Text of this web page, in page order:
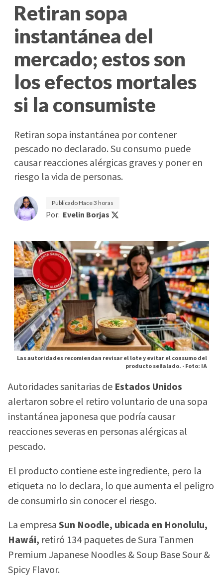
Retiran sopa
instantánea del
mercado; estos son
los efectos mortales
si la consumiste
Retiran sopa instantánea por contener
pescado no declarado. Su consumo puede
causar reacciones alérgicas graves y poner en
riesgo la vida de personas.
PublicadoHace 3 horas
Por: Evelin Borjas
Las autoridades recomiendan revisar el lote y evitar el consumo del
producto señalado. -Foto: IA
Autoridades sanitarias de Estados Unidos
alertaron sobre el retiro voluntario de una sopa
instantánea japonesa que podría causar
reacciones severas en personas alérgicas al
pescado.
El producto contiene este ingrediente, pero la
etiqueta no lo declara, lo que aumenta el peligro
de consumirlo sin conocer el riesgo.
La empresaSun Noodle, ubicada en Honolulu,
Hawái, retiró 134 paquetes de Sura Tanmen
Premium Japanese Noodles & Soup Base Sour &
Spicy Flavor.